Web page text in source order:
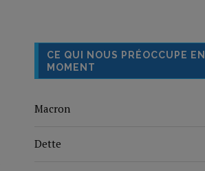
CE QUI NOUS PRÉOCCUPE
MOMENT
Macron
Dette